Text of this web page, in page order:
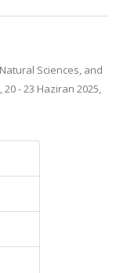
Sciences, and
- 23 Haziran 2025,